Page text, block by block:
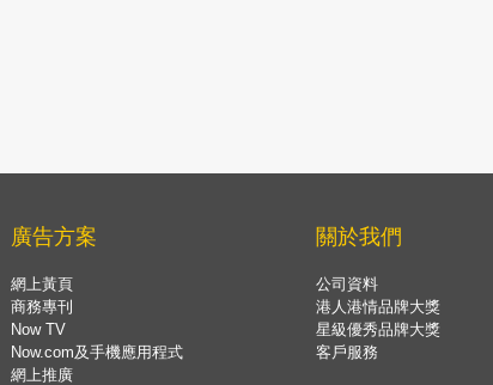
廣告方案
網上黃頁
商務專刊
Now TV
Now.com及手機應用程式
網上推廣
關於我們
公司資料
港人港情品牌大獎
星級優秀品牌大獎
客戶服務